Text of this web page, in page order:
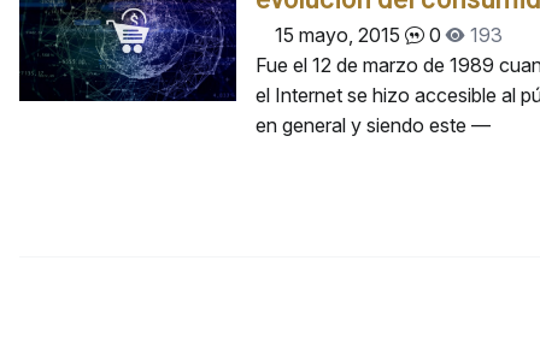
15 mayo, 2015 0
193
Fue el 12 de marzo de 1989
el Internet se hizo accesible al
en general y siendo este —